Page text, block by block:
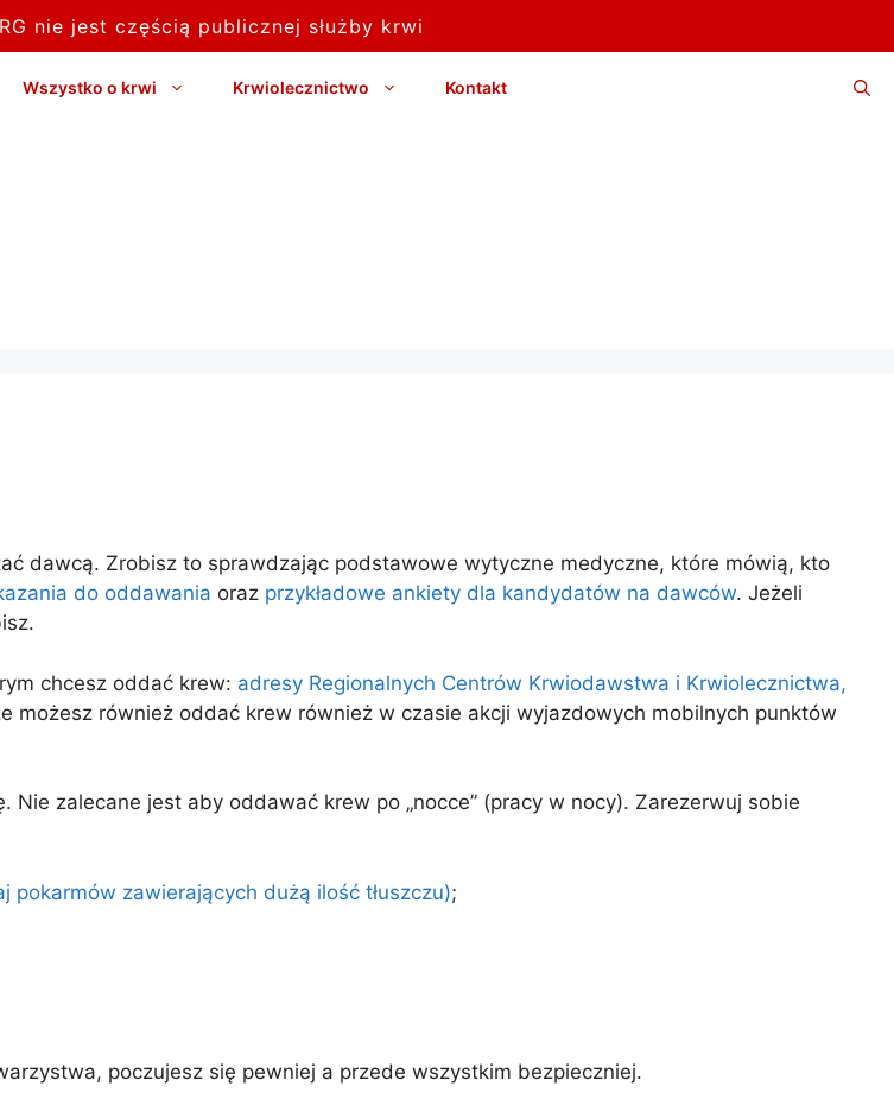
nie jest częścią publicznej służby krwi
Wszystko o krwi Krwiolecznictwo Kontakt
dawcą. Zrobisz to sprawdzając podstawowe wytyczne medyczne, które mówią, kto
do oddawania oraz przykładowe ankiety dla kandydatów na dawców. Jeżeli
chcesz oddać krew: adresy Regionalnych Centrów Krwiodawstwa i Krwiolecznictwa,
możesz również oddać krew również w czasie akcji wyjazdowych mobilnych punktów
zalecane jest aby oddawać krew po „nocce” (pracy w nocy). Zarezerwuj sobie
pokarmów zawierających dużą ilość tłuszczu);
poczujesz się pewniej a przede wszystkim bezpieczniej.